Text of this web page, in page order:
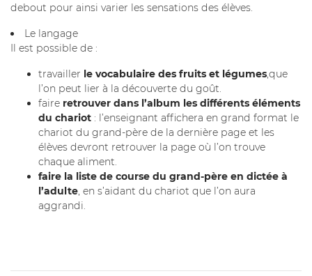
debout pour ainsi varier les sensations des élèves.
Le langage
Il est possible de :
travailler le vocabulaire des fruits et légumes,que
l’on peut lier à la découverte du goût.
faire retrouver dans l’album les différents éléments
du chariot : l’enseignant affichera en grand format le
chariot du grand-père de la dernière page et les
élèves devront retrouver la page où l’on trouve
chaque aliment.
faire la liste de course du grand-père en dictée à
l’adulte, en s’aidant du chariot que l’on aura
aggrandi.